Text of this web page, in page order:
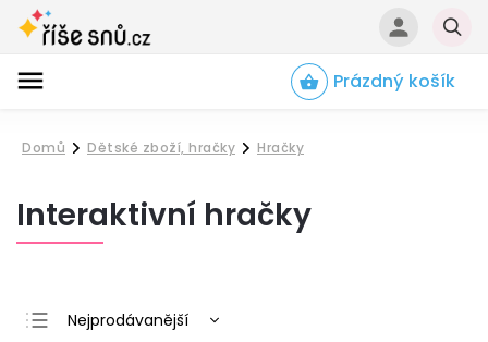
Prázdný košík
Domů
/
Dětské zboží, hračky
/
Hračky
Interaktivní hračky
Nejprodávanější